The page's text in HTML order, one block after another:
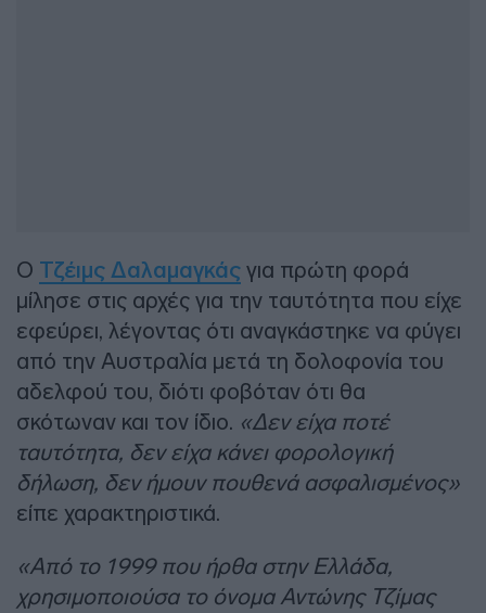
Ο Τζέιμς Δαλαμαγκάς για πρώτη φορά
μίλησε στις αρχές για την ταυτότητα που είχε
εφεύρει, λέγοντας ότι αναγκάστηκε να φύγει
από την Αυστραλία μετά τη δολοφονία του
αδελφού του, διότι φοβόταν ότι θα
σκότωναν και τον ίδιο. «Δεν είχα ποτέ
ταυτότητα, δεν είχα κάνει φορολογική
δήλωση, δεν ήμουν πουθενά ασφαλισμένος»
είπε χαρακτηριστικά.
«Από το 1999 που ήρθα στην Ελλάδα,
χρησιμοποιούσα το όνομα Αντώνης Τζίμας